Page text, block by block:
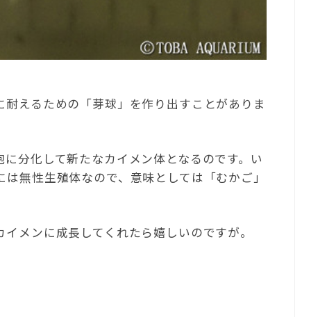
えるための「芽球」を作り出すことがありま
分化して新たなカイメン体となるのです。い
無性生殖体なので、意味としては「むかご」
メンに成長してくれたら嬉しいのですが。